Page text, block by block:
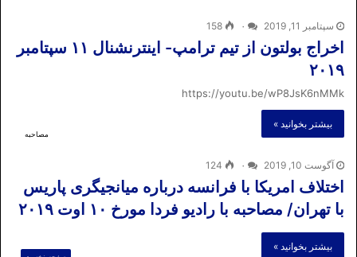
سپتامبر 11, 2019 ۰ 158
اخراج بولتون از تیم ترامپ- اینترنشنال ۱۱ سپتامبر
۲۰۱۹
https://youtu.be/wP8JsK6nMMk
بیشتر بخوانید »
مصاحبه
آگوست 10, 2019 ۰ 124
اختلاف امریکا با فرانسه درباره میانجیگری پاریس
با تهران/ مصاحبه با رادیو فردا مورخ ۱۰ اوت ۲۰۱۹
بیشتر بخوانید »